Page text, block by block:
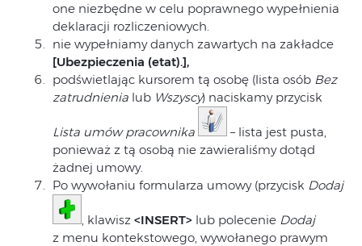
one niezbędne w celu poprawnego wypełnienia
deklaracji rozliczeniowych.
nie wypełniamy danych zawartych na zakładce
[Ubezpieczenia (etat).],
podświetlając kursorem tą osobę (lista osób Bez
zatrudnienia lub Wszyscy) naciskamy przycisk
Lista umów pracownika
– lista jest pusta,
ponieważ z tą osobą nie zawieraliśmy dotąd
żadnej umowy.
Po wywołaniu formularza umowy (przycisk Dodaj
, klawisz <INSERT> lub polecenie Dodaj
z menu kontekstowego, wywołanego prawym